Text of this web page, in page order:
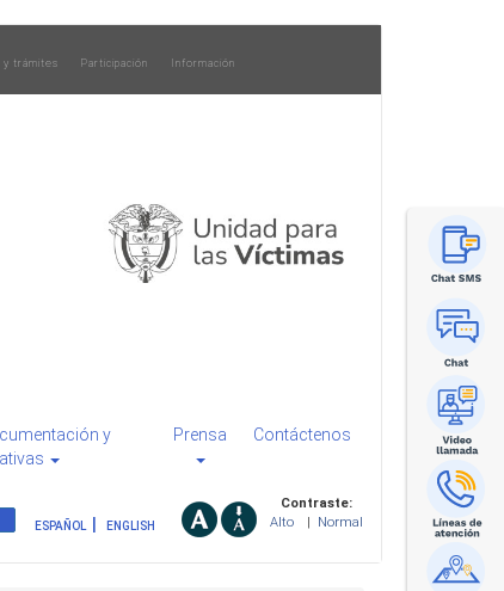
y trámites Participación Información
y
Prensa Contáctenos
Contraste:
Alto
Normal
ESPAÑOL ENGLISH